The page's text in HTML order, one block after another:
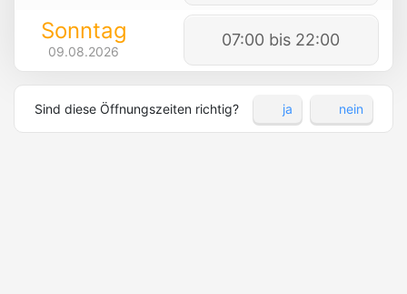
Sonntag
09.08.2026
07:00 bis 22:00
Sind diese Öffnungszeiten richtig? ja nein